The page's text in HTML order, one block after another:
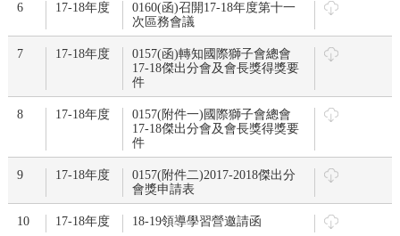
6 17-18年度
0160(函)召開17-18年度第十一
次區務會議
7 17-18年度
0157(函)轉知國際獅子會總會
17-18傑出分會及會長獎得獎要
件
8 17-18年度
0157(附件一)國際獅子會總會
17-18傑出分會及會長獎得獎要
件
9 17-18年度
0157(附件二)2017-2018傑出分
會獎申請表
10 17-18年度 18-19領導學習營邀請函